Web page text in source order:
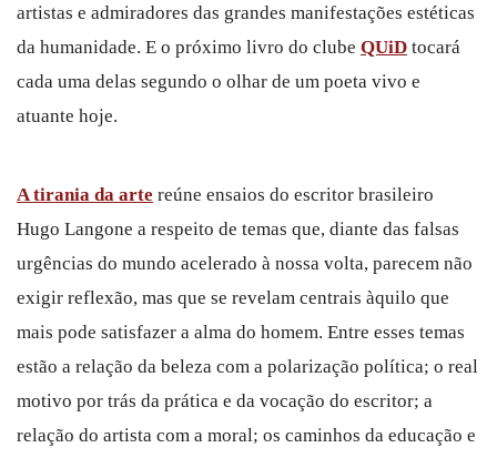
artistas e admiradores das grandes manifestações estéticas
da humanidade. E o próximo livro do clube QUiD tocará
cada uma delas segundo o olhar de um poeta vivo e
atuante hoje.
A tirania da arte reúne ensaios do escritor brasileiro
Hugo Langone a respeito de temas que, diante das falsas
urgências do mundo acelerado à nossa volta, parecem não
exigir reflexão, mas que se revelam centrais àquilo que
mais pode satisfazer a alma do homem. Entre esses temas
estão a relação da beleza com a polarização política; o real
motivo por trás da prática e da vocação do escritor; a
relação do artista com a moral; os caminhos da educação e